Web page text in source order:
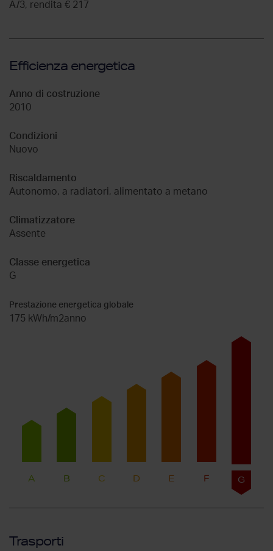
A/3, rendita € 217
Efficienza energetica
Anno di costruzione
2010
Condizioni
Nuovo
Riscaldamento
Autonomo, a radiatori, alimentato a metano
Climatizzatore
Assente
Classe energetica
G
Prestazione energetica globale
175 kWh/m2anno
A B C D E F G
Trasporti